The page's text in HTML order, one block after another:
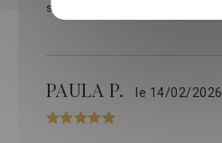
se froisse si trop fort »
PAULA P. le 14/02/2026